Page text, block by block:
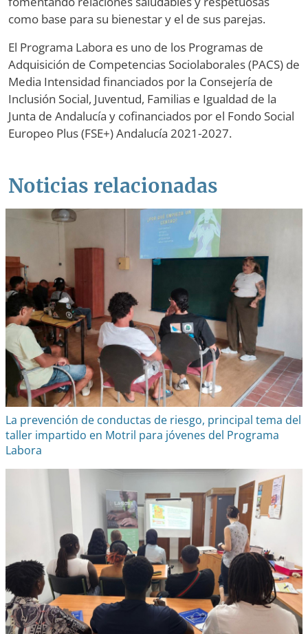
como base para su bienestar y el de sus parejas.
El Programa Labora es uno de los Programas de
Adquisición de Competencias Sociolaborales (PACS) de
Media Intensidad financiados por la Consejería de
Inclusión Social, Juventud, Familias e Igualdad de la
Junta de Andalucía y cofinanciados por el Fondo Social
Europeo Plus (FSE+) Andalucía 2021-2027.
Noticias relacionadas
La prevención de conductas de riesgo, principal tema del
taller impartido en Motril para jóvenes del Programa
Labora